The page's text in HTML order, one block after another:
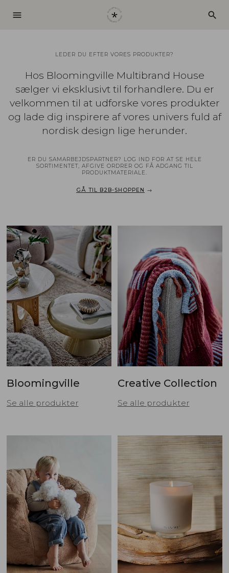
menu search
LEDER DU EFTER VORES PRODUKTER?
Hos Bloomingville Multibrand House
sælger vi eksklusivt til forhandlere. Du er
velkommen til at udforske vores produkter
og lade dig inspirere af vores univers fuld af
nordisk design lige herunder.
ER DU SAMARBEJDSPARTNER? LOG IND FOR AT SE HELE
SORTIMENTET, AFGIVE ORDRER OG FÅ ADGANG TIL
PRODUKTMATERIALE.
GÅ TIL B2B-SHOPPEN →
Bloomingville
Se alle produkter
Creative Collection
Se alle produkter